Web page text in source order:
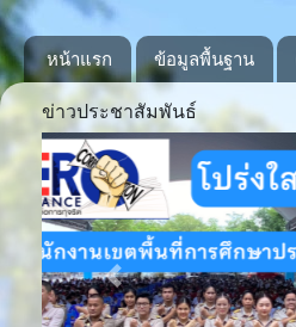
หน้าแรก ข้อมูลพื้นฐาน
ข่าวประชาสัมพันธ์
Previous